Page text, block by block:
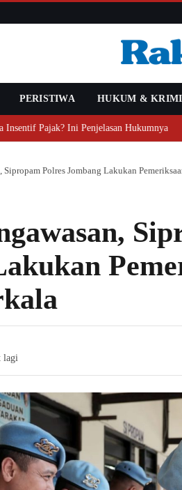
Cari
PERISTIWA HUKUM &
Pajak? Ini Penjelasan Hukumnya
Sipropam Polres Jombang Lakukan
lagi